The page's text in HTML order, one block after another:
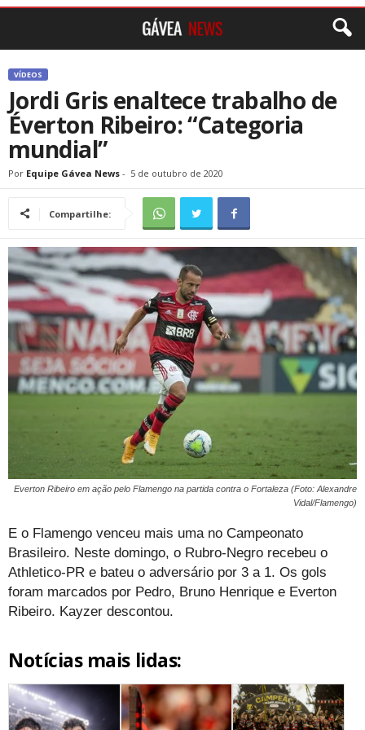
VÍDEOS
Jordi Gris enaltece trabalho de
Éverton Ribeiro: “Categoria
mundial”
Por Equipe Gávea News - 5 de outubro de 2020
Compartilhe:
Everton Ribeiro em ação pelo Flamengo na partida contra o Fortaleza (Foto: Alexandre
Vidal/Flamengo)
E o Flamengo venceu mais uma no Campeonato
Brasileiro. Neste domingo, o Rubro-Negro recebeu o
Athletico-PR e bateu o adversário por 3 a 1. Os gols
foram marcados por Pedro, Bruno Henrique e Everton
Ribeiro. Kayzer descontou.
Notícias mais lidas: